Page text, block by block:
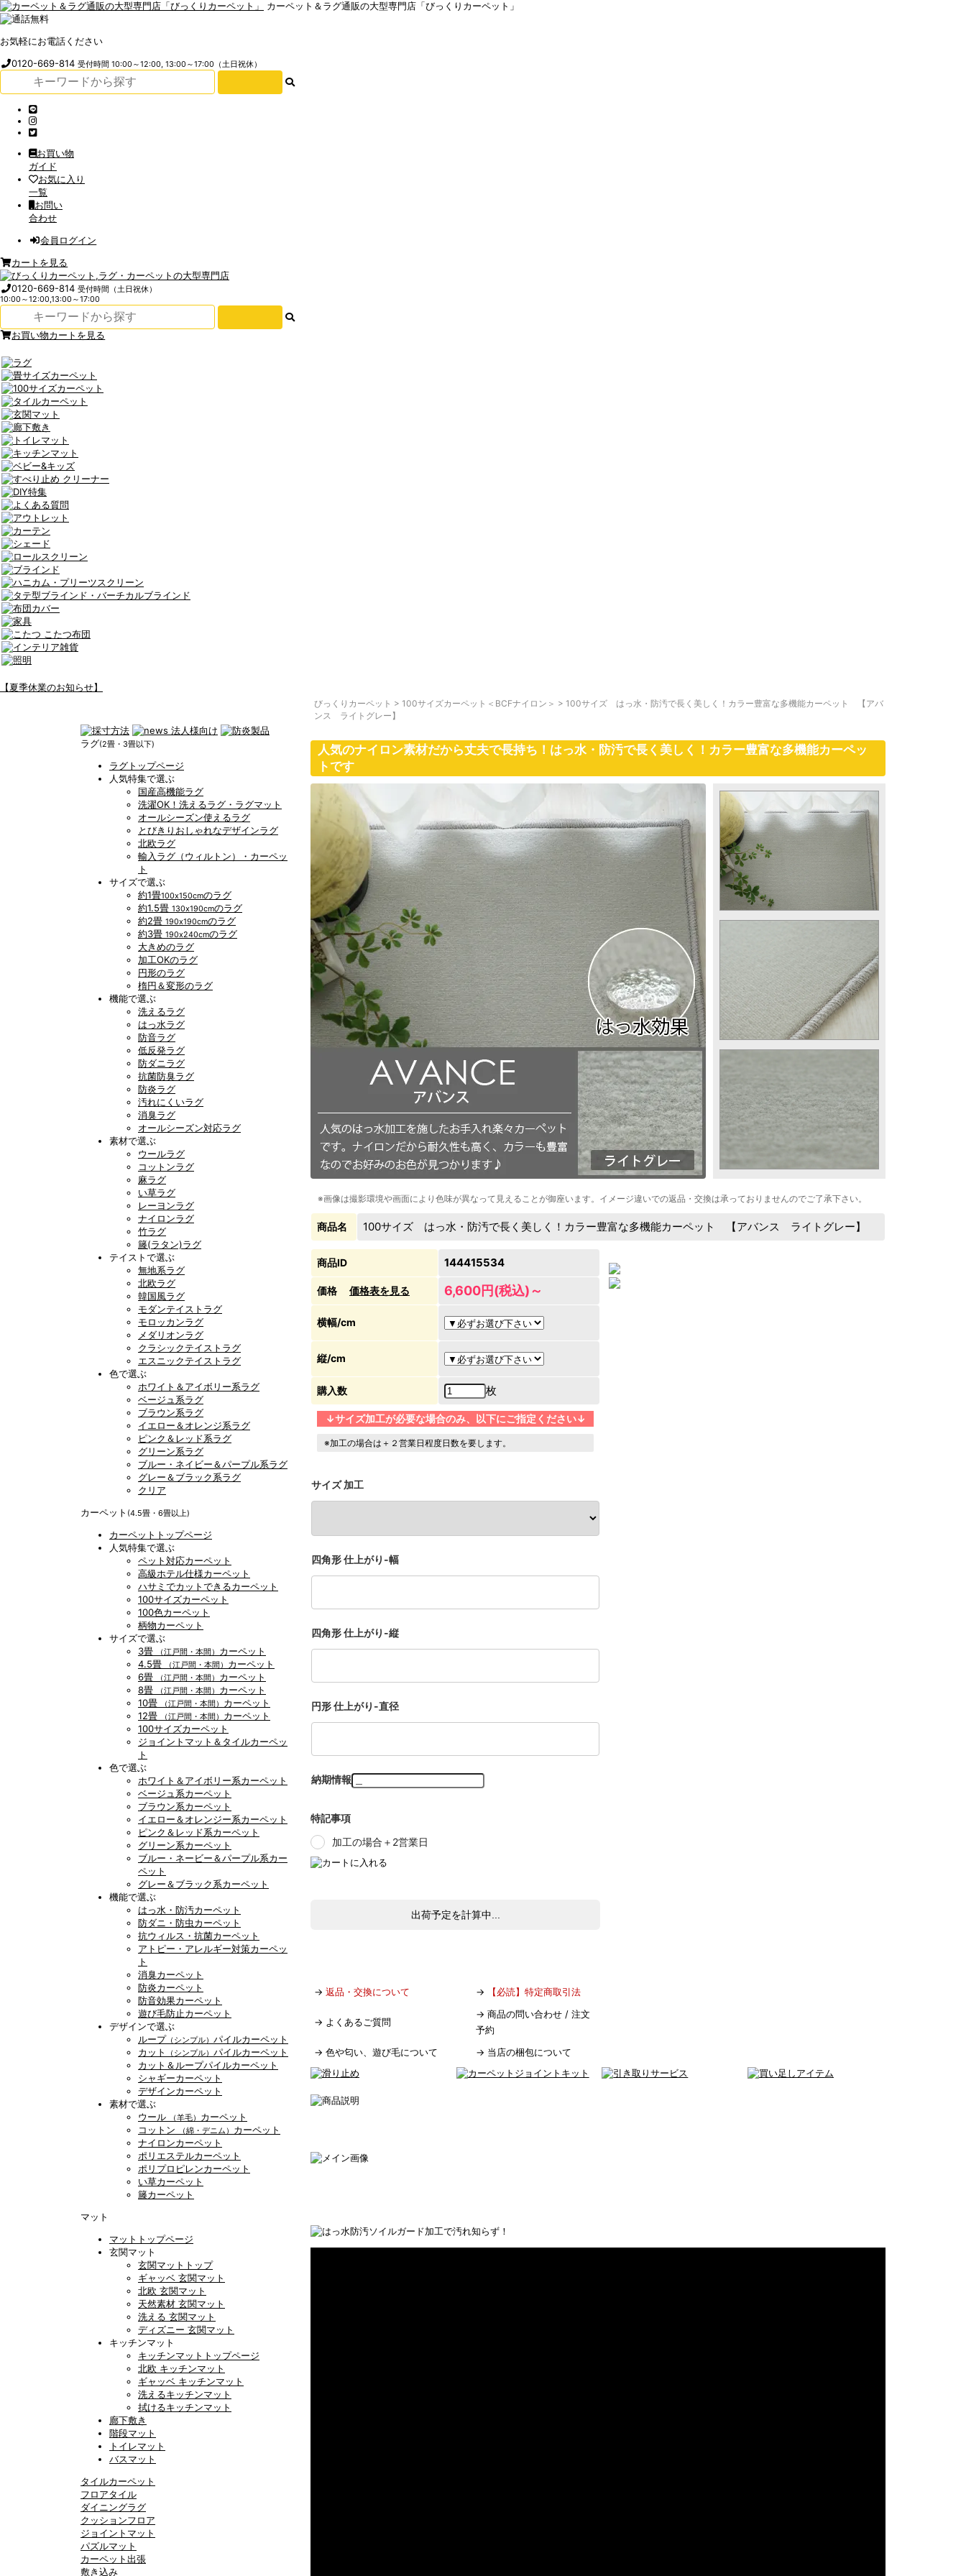
カーペット＆ラグ通販の大型専門店「びっくりカーペット」
お気軽にお電話ください
0120-669-814受付時間 10:00～12:00, 13:00～17:00（土日祝休）
お買い物
ガイド
お気に入り
一覧
お問い
合わせ
会員ログイン
カートを見る
0120-669-814受付時間（土日祝休）
10:00～12:00,13:00～17:00
お買い物カートを見る
【夏季休業のお知らせ】
ラグ(2畳・3畳以下)
ラグトップページ
人気特集で選ぶ
国産高機能ラグ
洗濯OK！洗えるラグ・ラグマット
オールシーズン使えるラグ
とびきりおしゃれなデザインラグ
北欧ラグ
輸入ラグ（ウィルトン）・カーペッ
ト
サイズで選ぶ
約1畳100x150cmのラグ
約1.5畳 130x190cmのラグ
約2畳 190x190cmのラグ
約3畳 190x240cmのラグ
大きめのラグ
加工OKのラグ
円形のラグ
楕円＆変形のラグ
機能で選ぶ
洗えるラグ
はっ水ラグ
防音ラグ
低反発ラグ
防ダニラグ
抗菌防臭ラグ
防炎ラグ
汚れにくいラグ
消臭ラグ
オールシーズン対応ラグ
素材で選ぶ
ウールラグ
コットンラグ
麻ラグ
い草ラグ
レーヨンラグ
ナイロンラグ
竹ラグ
籐(ラタン)ラグ
テイストで選ぶ
無地系ラグ
北欧ラグ
韓国風ラグ
モダンテイストラグ
モロッカンラグ
メダリオンラグ
クラシックテイストラグ
エスニックテイストラグ
色で選ぶ
ホワイト＆アイボリー系ラグ
ベージュ系ラグ
ブラウン系ラグ
イエロー＆オレンジ系ラグ
ピンク＆レッド系ラグ
グリーン系ラグ
ブルー・ネイビー＆パープル系ラグ
グレー＆ブラック系ラグ
クリア
カーペット (4.5畳・6畳以上)
カーペットトップページ
人気特集で選ぶ
ペット対応カーペット
高級ホテル仕様カーペット
ハサミでカットできるカーペット
100サイズカーペット
100色カーペット
柄物カーペット
サイズで選ぶ
3畳
（江戸間・本間） カーペット
4.5畳
（江戸間・本間） カーペット
6畳
（江戸間・本間） カーペット
8畳
（江戸間・本間） カーペット
10畳
（江戸間・本間） カーペット
12畳
（江戸間・本間） カーペット
100サイズカーペット
ジョイントマット＆タイルカーペッ
ト
色で選ぶ
ホワイト＆アイボリー系カーペット
ベージュ系カーペット
ブラウン系カーペット
イエロー＆オレンジー系カーペット
ピンク＆レッド系カーペット
グリーン系カーペット
ブルー・ネービー＆パープル系カー
ペット
グレー＆ブラック系カーペット
機能で選ぶ
はっ水・防汚カーペット
防ダニ・防虫カーペット
抗ウィルス・抗菌カーペット
アトピー・アレルギー対策カーペッ
ト
消臭カーペット
防炎カーペット
防音効果カーペット
遊び毛防止カーペット
デザインで選ぶ
ループ （シンプル） パイルカーペット
カット
（シンプル） パイルカーペット
カット＆ループパイルカーペット
シャギーカーペット
デザインカーペット
素材で選ぶ
ウール
（羊毛） カーペット
コットン
（綿・デニム） カーペット
ナイロンカーペット
ポリエステルカーペット
ポリプロピレンカーペット
い草カーペット
籐カーペット
マット
マットトップページ
玄関マット
玄関マットトップ
ギャッベ 玄関マット
北欧 玄関マット
天然素材 玄関マット
洗える 玄関マット
ディズニー 玄関マット
キッチンマット
キッチンマットトップページ
北欧 キッチンマット
ギャッベ キッチンマット
洗えるキッチンマット
拭けるキッチンマット
廊下敷き
階段マット
トイレマット
バスマット
タイルカーペット
フロアタイル
ダイニングラグ
クッションフロア
ジョイントマット
パズルマット
カーペット出張
敷き込み
びっくりカーペット > 100サイズカーペット＜BCFナイロン＞ > 100サイズ はっ水・防汚で長く美しく！カラー豊富な多機能カーペット 【アバ
ンス ライトグレー】
人気のナイロン素材だから丈夫で長持ち！はっ水・防汚で長く美しく！カラー豊富な多機能カーペッ
トです
※画像は撮影環境や画面により色味が異なって見えることが御座います。イメージ違いでの返品・交換は承っておりませんのでご了承下さい。
商品名 100サイズ はっ水・防汚で長く美しく！カラー豊富な多機能カーペット 【アバンス ライトグレー】
商品ID 144415534
価格 価格表を見る 6,600円(税込)～
横幅/cm
縦/cm
購入数 枚
↓サイズ加工が必要な場合のみ、以下にご指定ください↓
※加工の場合は＋２営業日程度日数を要します。
サイズ 加工
四角形 仕上がり-幅
四角形 仕上がり-縦
円形 仕上がり-直径
納期情報
特記事項
加工の場合＋2営業日
出荷予定を計算中...
→ 返品・交換について → 【必読】特定商取引法
→ よくあるご質問
→ 商品の問い合わせ / 注文
予約
→ 色や匂い、遊び毛について → 当店の梱包について